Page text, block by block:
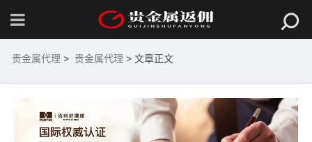
贵金属代理 > 贵金属代理 > 文章正文